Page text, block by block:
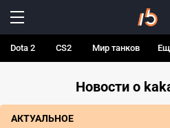
Dota 2 CS2 Мир танков
Новости о
АКТУАЛЬНОЕ